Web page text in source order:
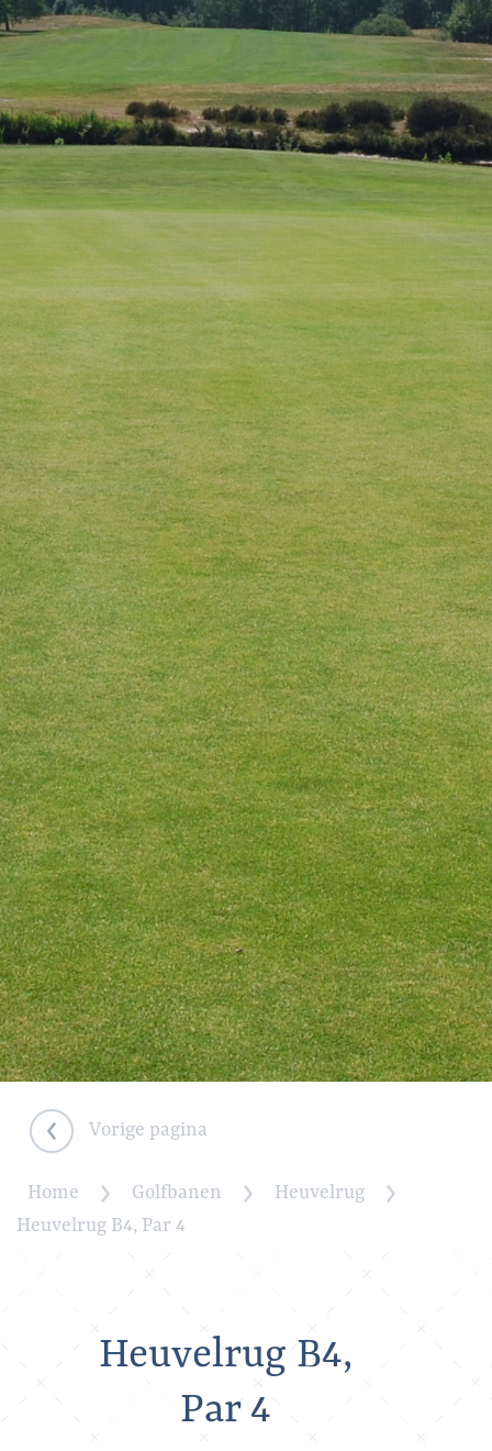
Vorige pagina
Home Golfbanen
Heuvelrug
Heuvelrug B4, Par 4
Heuvelrug B4,
Par 4